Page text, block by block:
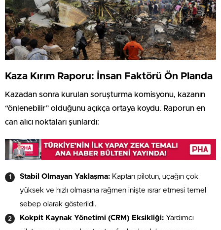
Kaza Kırım Raporu: İnsan Faktörü Ön Planda
Kazadan sonra kurulan soruşturma komisyonu, kazanın
“önlenebilir” olduğunu açıkça ortaya koydu. Raporun en
can alıcı noktaları şunlardı:
Stabil Olmayan Yaklaşma: Kaptan pilotun, uçağın çok
yüksek ve hızlı olmasına rağmen inişte ısrar etmesi temel
sebep olarak gösterildi.
Kokpit Kaynak Yönetimi (CRM) Eksikliği: Yardımcı